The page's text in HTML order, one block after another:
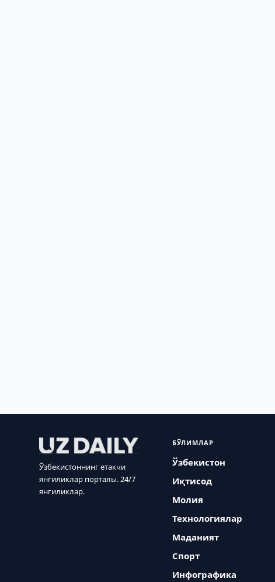
Ўзбекистоннинг етакчи
янгиликлар порталы. 24/7
янгиликлар.
БЎЛИМЛАР
Ўзбекистон
Иқтисод
Молия
Технологиялар
Маданият
Спорт
Инфографика